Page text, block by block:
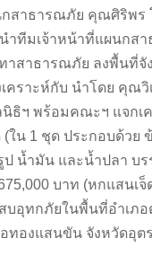
สาธารณภัย คุณศิริพร
ำทีมเจ้าหน้าที่แผนกสา
าสาธารณภัย ลงพื้นที่จั
กับ
คราะห์
นำโดย คุณวิ
นิธิฯ พร้อมคณะฯ แจกเ
(ใน 1 ชุด ประกอบด้วย
ป น้ำมัน และน้ำปลา บ
บาท (หกแสนเ
บอุทกภัยในพื้นที่อำเภอ
ทองแสนขัน จังหวัดอุต